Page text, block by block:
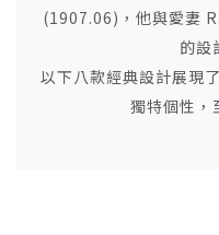
(1907.06)，他與愛妻
的設
以下八款經典設計展現
獨特個性，